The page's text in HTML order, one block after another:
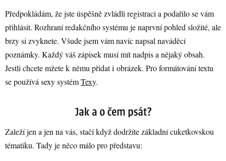
Předpokládám, že jste úspěšně zvládli registraci a podařilo se vám
přihlásit. Rozhraní redakčního systému je naprvní pohled složité, ale
brzy si zvyknete. Všude jsem vám navíc napsal naváděcí
poznámky. Každý váš zápisek musí mít nadpis a nějaký obsah.
Jestli chcete mžete k němu přidat i obrázek. Pro formátování textu
se používá sexy systémTexy.
Zaleží jen a jen na vás, stačí když dodržíte základní cuketkovskou
tématiku. Tady je něco málo pro představu: